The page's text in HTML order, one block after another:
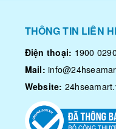
THÔNG TIN LIÊN
Điện thoại: 1900 0290
Mail:
Website: